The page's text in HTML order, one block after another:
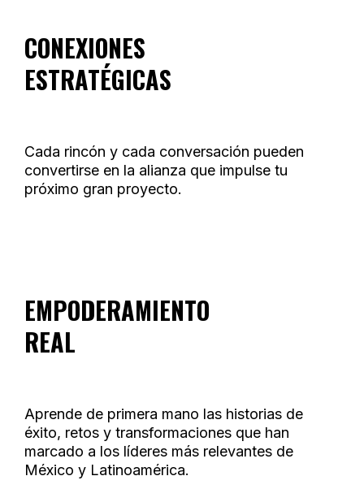
CONEXIONES
ESTRATÉGICAS
Cada rincón y cada conversación pueden
convertirse en la alianza que impulse tu
próximo gran proyecto.
EMPODERAMIENTO
REAL
Aprende de primera mano las historias de
éxito, retos y transformaciones que han
marcado a los líderes más relevantes de
México y Latinoamérica.